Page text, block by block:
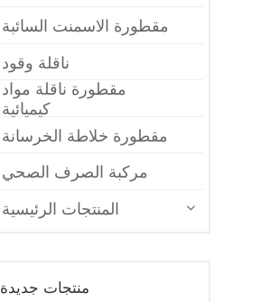
مقطورة الاسمنت السائبة
ناقلة وقود
مقطورة ناقلة مواد
كيميائية
مقطورة خلاطة الخرسانة
مركبة الصرف الصحي
المنتجات الرئيسية
منتجات جديدة